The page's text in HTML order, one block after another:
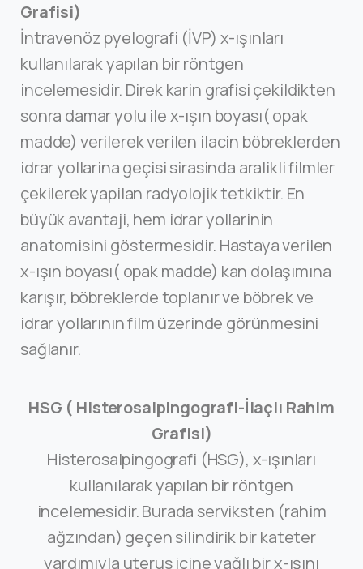
Grafisi)
İntravenöz pyelografi (İVP) x-ışınları
kullanılarak yapılan bir röntgen
incelemesidir. Direk karin grafisi çekildikten
sonra damar yolu ile x-ışın boyası( opak
madde) verilerek verilen ilacin böbreklerden
idrar yollarina geçisi sirasinda aralikli filmler
çekilerek yapilan radyolojik tetkiktir. En
büyük avantaji, hem idrar yollarinin
anatomisini göstermesidir. Hastaya verilen
x-ışın boyası( opak madde) kan dolaşımına
karışır, böbreklerde toplanır ve böbrek ve
idrar yollarının film üzerinde görünmesini
sağlanır.
HSG ( Histerosalpingografi-İlaçlı Rahim
Grafisi)
Histerosalpingografi (HSG), x-ışınları
kullanılarak yapılan bir röntgen
incelemesidir. Burada serviksten (rahim
ağzından) geçen silindirik bir kateter
yardımıyla uterus içine yağlı bir x-ışını